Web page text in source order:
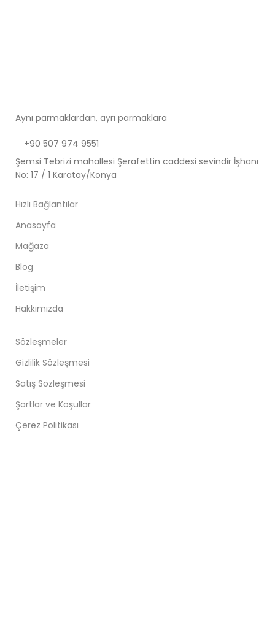
Aynı parmaklardan, ayrı parmaklara
+90 507 974 9551
Şemsi Tebrizi mahallesi Şerafettin caddesi sevindir İşhanı
No: 17 / 1 Karatay/Konya
Hızlı Bağlantılar
Anasayfa
Mağaza
Blog
İletişim
Hakkımızda
Sözleşmeler
Gizlilik Sözleşmesi
Satış Sözleşmesi
Şartlar ve Koşullar
Çerez Politikası